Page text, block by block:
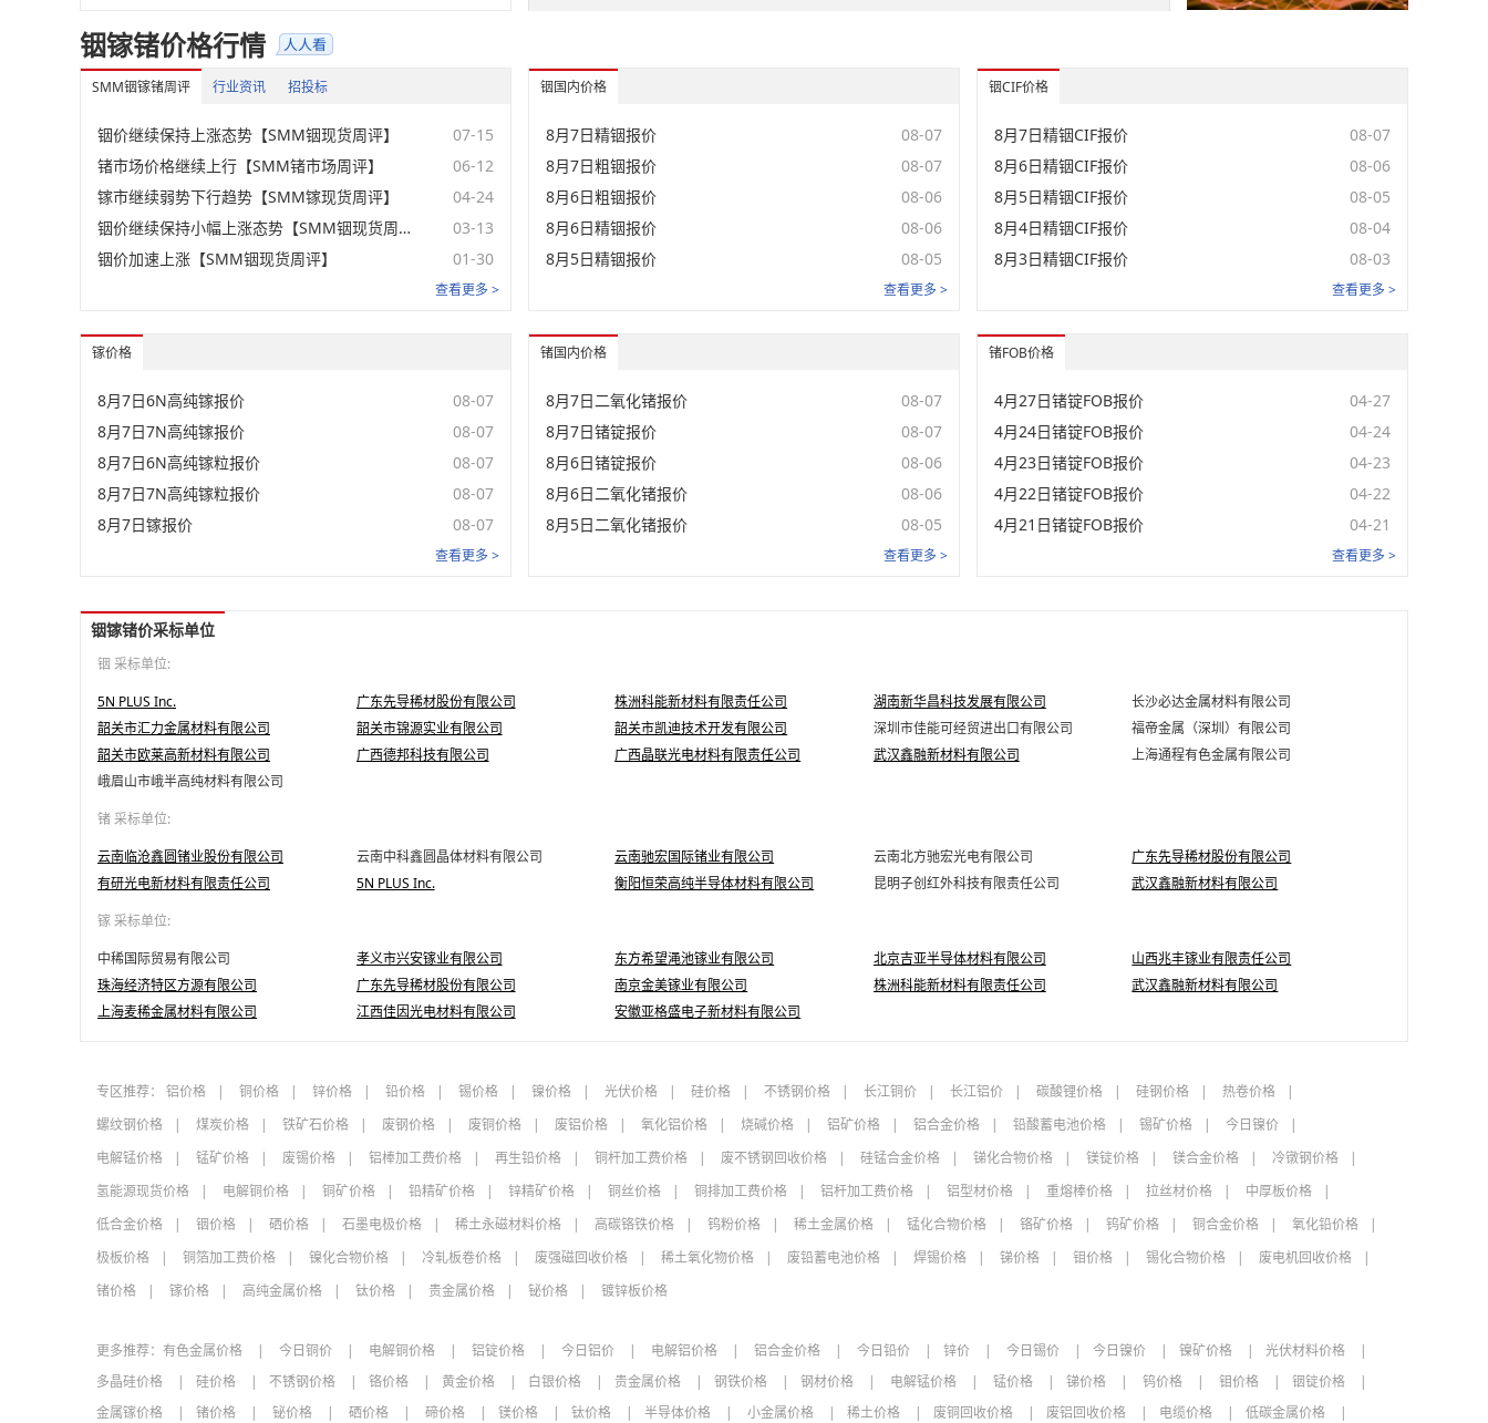
镓FOB 美元/千克 08-07
200目镓粉 元/千克 08-07
锗锭 元/千克
锗99.99%min 欧洲交
货
美元/千克
08-07
氧化锗99.99%min 美
国交货
美元/千克
08-07
氧化锗99.99%min 中
国离岸
美元/千克 08-07
铟镓锗价格行情
SMM铟镓锗周评 行业资讯 招投标
铟价继续保持上涨态势【SMM铟现货周评】
07-15
锗市场价格继续上行【SMM锗市场周评】
06-12
镓市继续弱势下行趋势【SMM镓现货周评】
04-24
铟价继续保持小幅上涨态势【SMM铟现货周评】
03-13
铟价加速上涨【SMM铟现货周评】
01-30
查看更多 >
铟国内价格
8月7日精铟报价
08-07
8月7日粗铟报价
08-07
8月6日粗铟报价
08-06
8月6日精铟报价
08-06
8月5日精铟报价
08-05
查看更多 >
铟CIF价格
8月7日精铟CIF报价
08-07
8月6日精铟CIF报价
08-06
8月5日精铟CIF报价
08-05
8月4日精铟CIF报价
08-04
8月3日精铟CIF报价
08-03
查看更多 >
镓价格
8月7日6N高纯镓报价
08-07
8月7日7N高纯镓报价
08-07
8月7日6N高纯镓粒报价
08-07
8月7日7N高纯镓粒报价
08-07
8月7日镓报价
08-07
查看更多 >
锗国内价格
8月7日二氧化锗报价
08-07
8月7日锗锭报价
08-07
8月6日锗锭报价
08-06
8月6日二氧化锗报价
08-06
8月5日二氧化锗报价
08-05
查看更多 >
锗FOB价格
4月27日锗锭FOB报价
04-27
4月24日锗锭FOB报价
04-24
4月23日锗锭FOB报价
04-23
4月22日锗锭FOB报价
04-22
4月21日锗锭FOB报价
04-21
查看更多 >
铟镓锗价采标单位
铟 采标单位:
5N PLUS Inc.
广东先导稀材股份有限公司 株洲科能新材料有限责任公司 湖南新华昌科技发展有限公司
长沙必达金属材料有限公司
韶关市汇力金属材料有限公司
韶关市锦源实业有限公司 韶关市凯迪技术开发有限公司 深圳市佳能可经贸进出口有限公司
福帝金属（深圳）有限公司
韶关市欧莱高新材料有限公司
广西德邦科技有限公司 广西晶联光电材料有限责任公司 武汉鑫融新材料有限公司
上海通程有色金属有限公司
峨眉山市峨半高纯材料有限公司
锗 采标单位:
云南临沧鑫圆锗业股份有限公司
云南中科鑫圆晶体材料有限公司 云南驰宏国际锗业有限公司 云南北方驰宏光电有限公司
广东先导稀材股份有限公司
有研光电新材料有限责任公司
5N PLUS Inc. 衡阳恒荣高纯半导体材料有限公司 昆明子创红外科技有限责任公司
武汉鑫融新材料有限公司
镓 采标单位:
中稀国际贸易有限公司
孝义市兴安镓业有限公司 东方希望渑池镓业有限公司 北京吉亚半导体材料有限公司
山西兆丰镓业有限责任公司
珠海经济特区方源有限公司
广东先导稀材股份有限公司 南京金美镓业有限公司 株洲科能新材料有限责任公司
武汉鑫融新材料有限公司
上海麦稀金属材料有限公司
江西佳因光电材料有限公司 安徽亚格盛电子新材料有限公司
专区推荐： 铝价格 铜价格 锌价格 铅价格 锡价格 镍价格 光伏价格 硅价格 不锈钢价格 长江铜价 长江铝价 碳酸锂价格 硅钢价格
热卷价格
螺纹钢价格
煤炭价格 铁矿石价格 废钢价格 废铜价格 废铝价格 氧化铝价格 烧碱价格 铝矿价格 铝合金价格 铅酸蓄电池价格 锡矿价格
今日镍价
电解锰价格
锰矿价格 废锡价格 铝棒加工费价格 再生铅价格 铜杆加工费价格 废不锈钢回收价格 硅锰合金价格 锑化合物价格 镁锭价格 镁合金价格
冷镦钢价格
氢能源现货价格
电解铜价格 铜矿价格 铅精矿价格 锌精矿价格 铜丝价格 铜排加工费价格 铝杆加工费价格 铝型材价格 重熔棒价格 拉丝材价格
中厚板价格
低合金价格
铟价格 硒价格 石墨电极价格 稀土永磁材料价格 高碳铬铁价格 钨粉价格 稀土金属价格 锰化合物价格 铬矿价格 钨矿价格 铜合金价格
氧化铅价格
极板价格
铜箔加工费价格 镍化合物价格 冷轧板卷价格 废强磁回收价格 稀土氧化物价格 废铅蓄电池价格 焊锡价格 锑价格 钼价格 锡化合物价格
废电机回收价格
锗价格
镓价格 高纯金属价格 钛价格 贵金属价格 铋价格 镀锌板价格
更多推荐： 有色金属价格 今日铜价 电解铜价格 铝锭价格 今日铝价 电解铝价格 铝合金价格 今日铅价 锌价 今日锡价 今日镍价 镍矿价格
光伏材料价格
多晶硅价格
硅价格 不锈钢价格 铬价格 黄金价格 白银价格 贵金属价格 钢铁价格 钢材价格 电解锰价格 锰价格 锑价格 钨价格 钼价格
铟锭价格
金属镓价格
锗价格 铋价格 硒价格 碲价格 镁价格 钛价格 半导体价格 小金属价格 稀土价格 废铜回收价格 废铝回收价格 电缆价格 低碳金属价格